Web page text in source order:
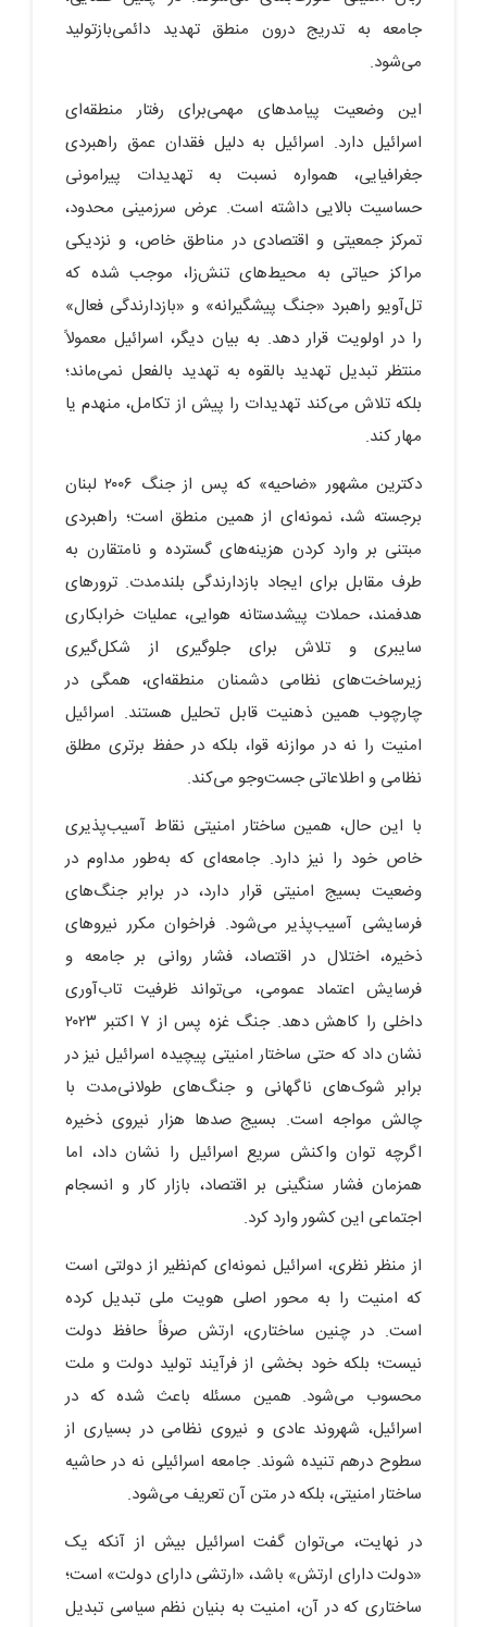
جامعه به تدریج درون منطق تهدید دائمی‌بازتولید
می‌شود.
این وضعیت پیامدهای مهمی‌برای رفتار منطقه‌ای
اسرائیل دارد. اسرائیل به دلیل فقدان عمق راهبردی
جغرافیایی، همواره نسبت به تهدیدات پیرامونی
حساسیت بالایی داشته است. عرض سرزمینی محدود،
تمرکز جمعیتی و اقتصادی در مناطق خاص، و نزدیکی
مراکز حیاتی به محیط‌های تنش‌زا، موجب شده که
تل‌آویو راهبرد «جنگ پیشگیرانه» و «بازدارندگی فعال»
را در اولویت قرار دهد. به بیان دیگر، اسرائیل معمولاً
منتظر تبدیل تهدید بالقوه به تهدید بالفعل نمی‌ماند؛
بلکه تلاش می‌کند تهدیدات را پیش از تکامل، منهدم یا
مهار کند.
دکترین مشهور «ضاحیه» که پس از جنگ ۲۰۰۶ لبنان
برجسته شد، نمونه‌ای از همین منطق است؛ راهبردی
مبتنی بر وارد کردن هزینه‌های گسترده و نامتقارن به
طرف مقابل برای ایجاد بازدارندگی بلندمدت. ترورهای
هدفمند، حملات پیشدستانه هوایی، عملیات خرابکاری
سایبری و تلاش برای جلوگیری از شکل‌گیری
زیرساخت‌های نظامی دشمنان منطقه‌ای، همگی در
چارچوب همین ذهنیت قابل تحلیل هستند. اسرائیل
امنیت را نه در موازنه قوا، بلکه در حفظ برتری مطلق
نظامی و اطلاعاتی جست‌وجو می‌کند.
با این حال، همین ساختار امنیتی نقاط آسیب‌پذیری
خاص خود را نیز دارد. جامعه‌ای که به‌طور مداوم در
وضعیت بسیج امنیتی قرار دارد، در برابر جنگ‌های
فرسایشی آسیب‌پذیر می‌شود. فراخوان مکرر نیروهای
ذخیره، اختلال در اقتصاد، فشار روانی بر جامعه و
فرسایش اعتماد عمومی، می‌تواند ظرفیت تاب‌آوری
داخلی را کاهش دهد. جنگ غزه پس از ۷ اکتبر ۲۰۲۳
نشان داد که حتی ساختار امنیتی پیچیده اسرائیل نیز در
برابر شوک‌های ناگهانی و جنگ‌های طولانی‌مدت با
چالش مواجه است. بسیج صدها هزار نیروی ذخیره
اگرچه توان واکنش سریع اسرائیل را نشان داد، اما
همزمان فشار سنگینی بر اقتصاد، بازار کار و انسجام
اجتماعی این کشور وارد کرد.
از منظر نظری، اسرائیل نمونه‌ای کم‌نظیر از دولتی است
که امنیت را به محور اصلی هویت ملی تبدیل کرده
است. در چنین ساختاری، ارتش صرفاً حافظ دولت
نیست؛ بلکه خود بخشی از فرآیند تولید دولت و ملت
محسوب می‌شود. همین مسئله باعث شده که در
اسرائیل، شهروند عادی و نیروی نظامی در بسیاری از
سطوح درهم تنیده شوند. جامعه اسرائیلی نه در حاشیه
ساختار امنیتی، بلکه در متن آن تعریف می‌شود.
در نهایت، می‌توان گفت اسرائیل بیش از آنکه یک
«دولت دارای ارتش» باشد، «ارتشی دارای دولت» است؛
ساختاری که در آن، امنیت به بنیان نظم سیاسی تبدیل